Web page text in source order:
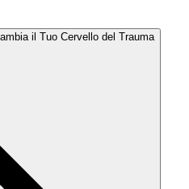
il Tuo Cervello del Trauma